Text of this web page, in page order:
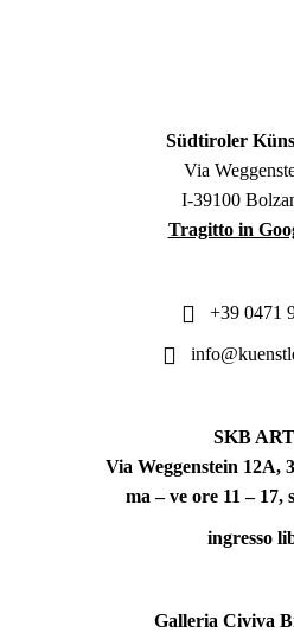
Südtiroler
Via
I-39100
Tragitto in
+39 0471
SKB
Via Weggenstein 12A,
ma – ve ore 11 – 17,
ingresso
Galleria Civiva